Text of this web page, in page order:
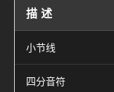
描述
小节线
四分音符